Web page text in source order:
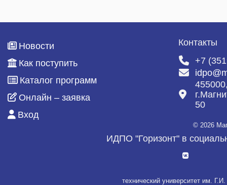
Новости
Как поступить
Каталог программ
Онлайн – заявка
Вход
Контакты
+7
50
ИДПО "Горизонт" в
© 2026
технический университет им.